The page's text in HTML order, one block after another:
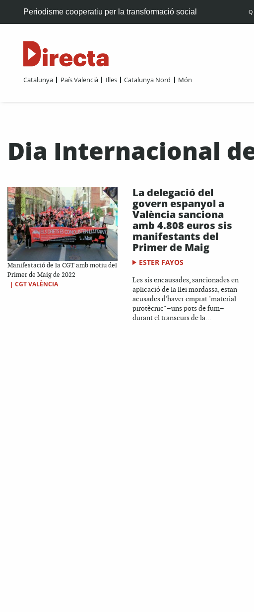
Periodisme cooperatiu per la transformació social
Catalunya País Valencià Illes Catalunya Nord Món
Dia Internacional
Manifestació de la CGT amb motiu del
Primer de Maig de 2022
| CGT VALÈNCIA
La delegació del
govern espanyol a
València sanciona
amb 4.808 euros sis
manifestants del
Primer de Maig
ESTER FAYOS
Les sis encausades, sancionades en
aplicació de la llei mordassa, estan
acusades d'haver emprat "material
pirotècnic" –uns pots de fum–
durant el transcurs de la...